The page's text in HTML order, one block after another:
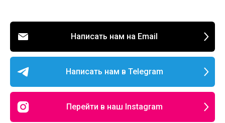
Написать нам на Email
Написать нам в Telegram
Перейти в наш Instagram